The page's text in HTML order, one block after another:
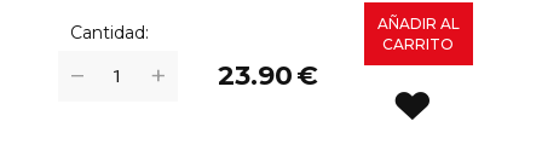
Cantidad:
+
− 23.90€
AÑADIR AL
CARRITO